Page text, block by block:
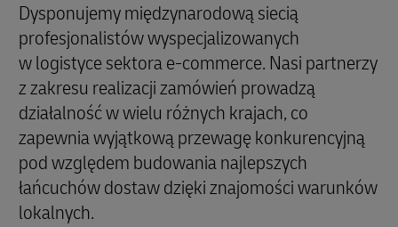
Dysponujemy międzynarodową siecią
profesjonalistów wyspecjalizowanych
w logistyce sektora e-commerce. Nasi partnerzy
z zakresu realizacji zamówień prowadzą
działalność w wielu różnych krajach, co
zapewnia wyjątkową przewagę konkurencyjną
pod względem budowania najlepszych
łańcuchów dostaw dzięki znajomości warunków
lokalnych.